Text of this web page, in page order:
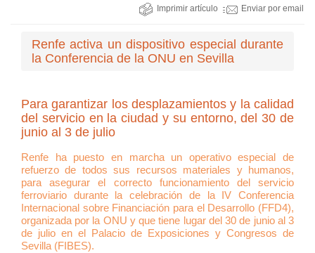
Imprimir artículo Enviar por email
Renfe activa un dispositivo especial durante
la Conferencia de la ONU en Sevilla
Para garantizar los desplazamientos y la calidad
del servicio en la ciudad y su entorno, del 30 de
junio al 3 de julio
Renfe ha puesto en marcha un operativo especial de
refuerzo de todos sus recursos materiales y humanos,
para asegurar el correcto funcionamiento del servicio
ferroviario durante la celebración de la IV Conferencia
Internacional sobre Financiación para el Desarrollo (FFD4),
organizada por la ONU y que tiene lugar del 30 de junio al 3
de julio en el Palacio de Exposiciones y Congresos de
Sevilla (FIBES).